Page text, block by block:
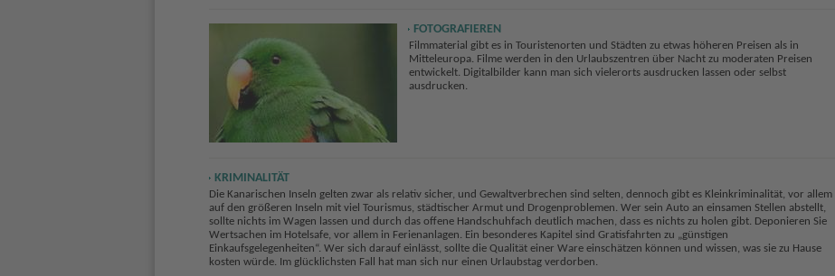
FOTOGRAFIEREN
Filmmaterial gibt es in Touristenorten und Städten zu etwas höheren Preisen als in
Mitteleuropa. Filme werden in den Urlaubszentren über Nacht zu moderaten Preisen
entwickelt. Digitalbilder kann man sich vielerorts ausdrucken lassen oder selbst
ausdrucken.
KRIMINALITÄT
Die Kanarischen Inseln gelten zwar als relativ sicher, und Gewaltverbrechen sind selten, dennoch gibt es Kleinkriminalität, vor allem
auf den größeren Inseln mit viel Tourismus, städtischer Armut und Drogenproblemen. Wer sein Auto an einsamen Stellen abstellt,
sollte nichts im Wagen lassen und durch das offene Handschuhfach deutlich machen, dass es nichts zu holen gibt. Deponieren Sie
Wertsachen im Hotelsafe, vor allem in Ferienanlagen. Ein besonderes Kapitel sind Gratisfahrten zu „günstigen
Einkaufsgelegenheiten“. Wer sich darauf einlässt, sollte die Qualität einer Ware einschätzen können und wissen, was sie zu Hause
kosten würde. Im glücklichsten Fall hat man sich nur einen Urlaubstag verdorben.